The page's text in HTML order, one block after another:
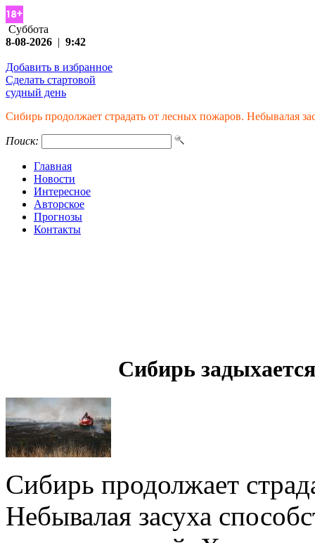
Суббота
8-08-2026 | 9:42
Добавить в избранное
Сделать стартовой
судный день
Сибирь продолжает страдать от лесных пожаров. Небывалая
Поиск:
Главная
Новости
Интересное
Авторское
Прогнозы
Контакты
Сибирь
Сибирь продолжает
Небывалая засуха